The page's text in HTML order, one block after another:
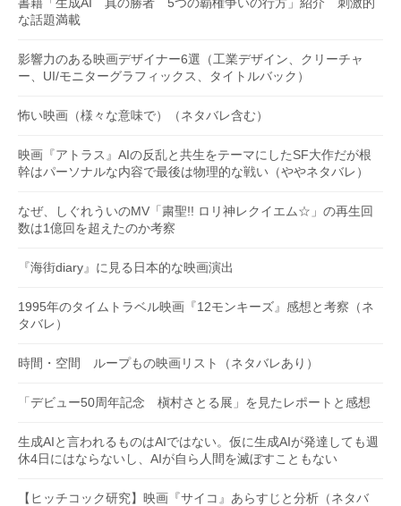
な話題満載
影響力のある映画デザイナー6選（工業デザイン、クリーチャ
ー、UI/モニターグラフィックス、タイトルバック）
怖い映画（様々な意味で）（ネタバレ含む）
映画『アトラス』AIの反乱と共生をテーマにしたSF大作だが根
幹はパーソナルな内容で最後は物理的な戦い（ややネタバレ）
なぜ、しぐれういのMV「粛聖!! ロリ神レクイエム☆」の再生回
数は1億回を超えたのか考察
『海街diary』に見る日本的な映画演出
1995年のタイムトラベル映画『12モンキーズ』感想と考察（ネ
タバレ）
時間・空間 ループもの映画リスト（ネタバレあり）
「デビュー50周年記念 槇村さとる展」を見たレポートと感想
生成AIと言われるものはAIではない。仮に生成AIが発達しても週
休4日にはならないし、AIが自ら人間を滅ぼすこともない
【ヒッチコック研究】映画『サイコ』あらすじと分析（ネタバ